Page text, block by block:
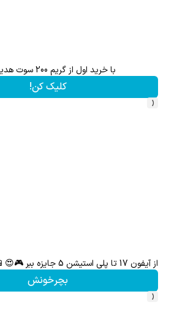
با خرید اول از گریم 200 سوت هدیه بگیر
کلیک کن!
‹
از آیفون 17 تا پلی استیشن 5 جایزه ببر 🎮😍📱 | بازی کن ، گردونه بچرخون
بچرخونش
‹